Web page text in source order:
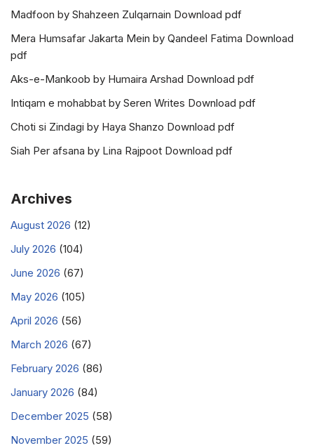
Madfoon by Shahzeen Zulqarnain Download pdf
Mera Humsafar Jakarta Mein by Qandeel Fatima Download
pdf
Aks-e-Mankoob by Humaira Arshad Download pdf
Intiqam e mohabbat by Seren Writes Download pdf
Choti si Zindagi by Haya Shanzo Download pdf
Siah Per afsana by Lina Rajpoot Download pdf
Archives
August 2026 (12)
July 2026 (104)
June 2026 (67)
May 2026 (105)
April 2026 (56)
March 2026 (67)
February 2026 (86)
January 2026 (84)
December 2025 (58)
November 2025 (59)